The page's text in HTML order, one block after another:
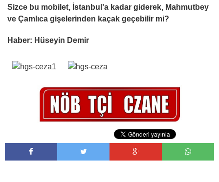
Sizce bu mobilet, İstanbul’a kadar giderek, Mahmutbey
ve Çamlıca gişelerinden kaçak geçebilir mi?
Haber: Hüseyin Demir